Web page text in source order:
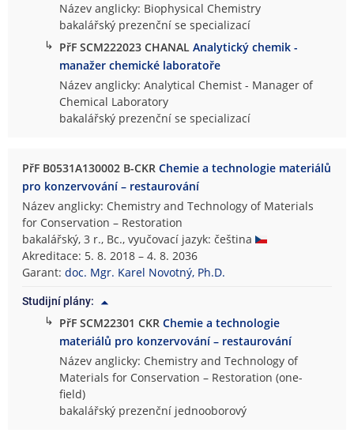
Název anglicky: Biophysical Chemistry
bakalářský prezenční se specializací
↳ PřF SCM222023 CHANALAnalytický chemik -
manažer chemické laboratoře
Název anglicky: Analytical Chemist - Manager of
Chemical Laboratory
bakalářský prezenční se specializací
PřF B0531A130002 B-CKRChemie a technologie materiálů
pro konzervování – restaurování
Název anglicky: Chemistry and Technology of Materials
for Conservation – Restoration
bakalářský, 3 r., Bc., vyučovací jazyk: čeština
Akreditace: 5. 8. 2018 – 4. 8. 2036
Garant:doc. Mgr. Karel Novotný, Ph.D.
Studijní plány:
↳ PřF SCM22301 CKRChemie a technologie
materiálů pro konzervování – restaurování
Název anglicky: Chemistry and Technology of
Materials for Conservation – Restoration (one-
field)
bakalářský prezenční jednooborový